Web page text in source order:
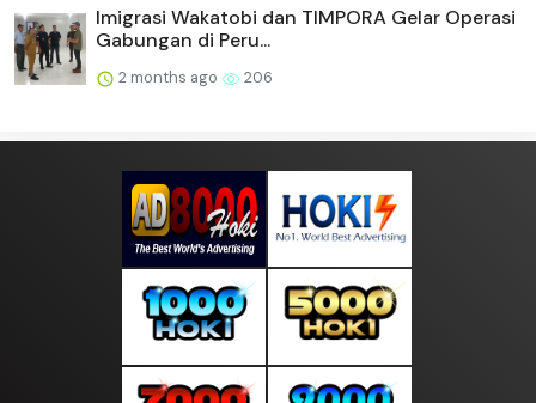
Imigrasi Wakatobi dan TIMPORA Gelar Operasi
Gabungan di Peru...
2 months ago 206